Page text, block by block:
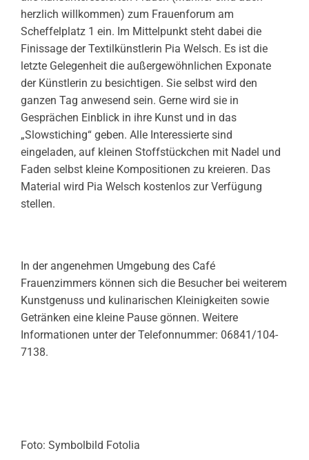
herzlich willkommen) zum Frauenforum am
Scheffelplatz 1 ein. Im Mittelpunkt steht dabei die
Finissage der Textilkünstlerin Pia Welsch. Es ist die
letzte Gelegenheit die außergewöhnlichen Exponate
der Künstlerin zu besichtigen. Sie selbst wird den
ganzen Tag anwesend sein. Gerne wird sie in
Gesprächen Einblick in ihre Kunst und in das
„Slowstiching“ geben. Alle Interessierte sind
eingeladen, auf kleinen Stoffstückchen mit Nadel und
Faden selbst kleine Kompositionen zu kreieren. Das
Material wird Pia Welsch kostenlos zur Verfügung
stellen.
In der angenehmen Umgebung des Café
Frauenzimmers können sich die Besucher bei weiterem
Kunstgenuss und kulinarischen Kleinigkeiten sowie
Getränken eine kleine Pause gönnen. Weitere
Informationen unter der Telefonnummer: 06841/104-
7138.
Foto: Symbolbild Fotolia